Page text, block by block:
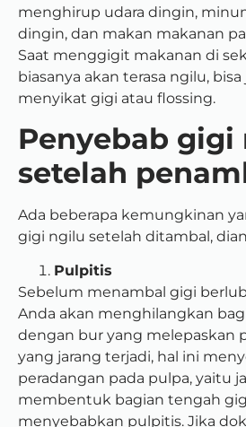
menghirup udara dingin,
dingin, dan makan makanan
Saat menggigit makanan di
biasanya akan terasa ngilu,
menyikat gigi atau flossing.
Penyebab gigi
setelah
Ada beberapa kemungkinan
gigi ngilu setelah ditambal,
Pulpitis
Sebelum menambal gigi
Anda akan menghilangkan
dengan bur yang melepaskan
yang jarang terjadi, hal ini
peradangan pada pulpa, yaitu
membentuk bagian tengah
menyebabkan pulpitis. Jika